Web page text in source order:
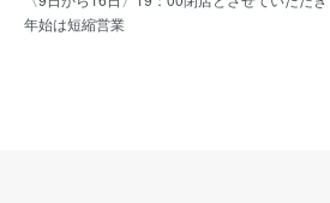
年始は短縮営業